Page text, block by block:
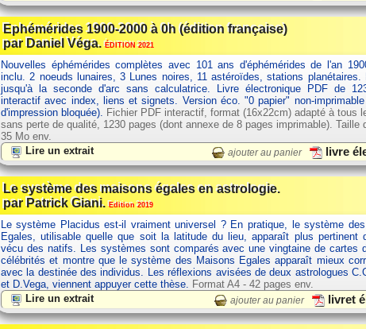
Ephémérides 1900-2000 à 0h (édition française)
par Daniel Véga.ÉDITION 2021
Nouvelles éphémérides complètes avec 101 ans d'éphémérides de l'an
inclu. 2 noeuds lunaires, 3 Lunes noires, 11 astéroïdes, stations planétaires.
jusqu'à la seconde d'arc sans calculatrice. Livre électronique PDF de
interactif avec index, liens et signets. Version éco. "0 papier" non-
d'impression bloquée). Fichier PDF interactif, format (16x22cm) adapté à tous
sans perte de qualité, 1230 pages (dont annexe de 8 pages imprimable). Taille
35 Mo env.
Lire un extrait
ajouter au panier livre
Le système des maisons égales en astrologie.
par Patrick Giani.Edition 2019
Le système Placidus est-il vraiment universel ? En pratique, le système
Egales, utilisable quelle que soit la latitude du lieu, apparaît plus pertinent
vécu des natifs. Les systèmes sont comparés avec une vingtaine de cartes
célébrités et montre que le système des Maisons Egales apparaît mieux
avec la destinée des individus. Les réflexions avisées de deux astrologues
et D.Vega, viennent appuyer cette thèse. Format A4 - 42 pages env.
Lire un extrait
ajouter au panier livret